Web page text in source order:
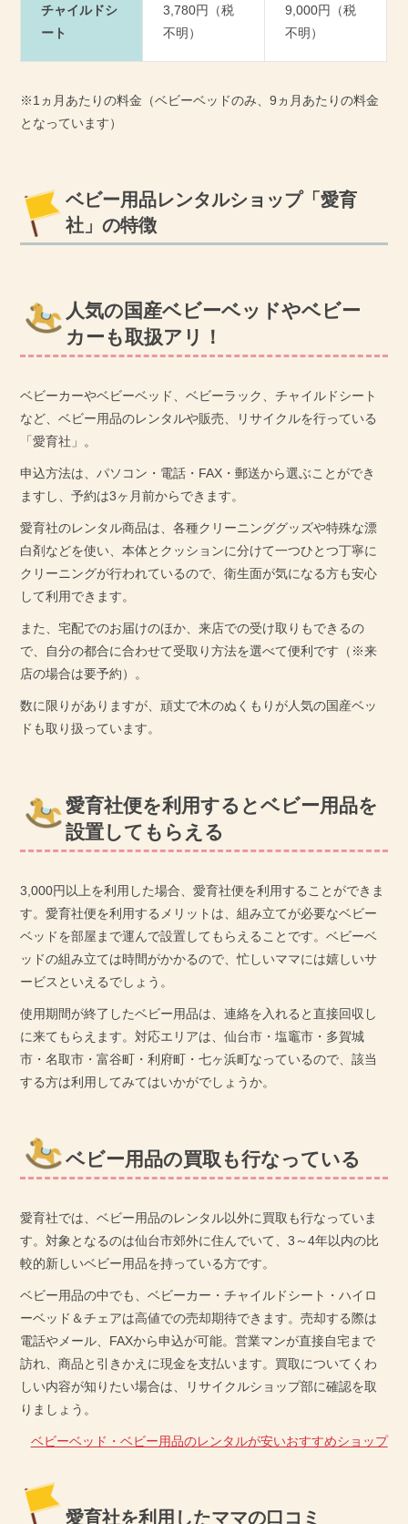
チャイルドシ
ート
3,780円（税
不明）
9,000円（税
不明）
※1ヵ月あたりの料金（ベビーベッドのみ、9ヵ月あたりの料金
となっています）
ベビー用品レンタルショップ「愛育
社」の特徴
人気の国産ベビーベッドやベビー
カーも取扱アリ！
ベビーカーやベビーベッド、ベビーラック、チャイルドシート
など、ベビー用品のレンタルや販売、リサイクルを行っている
「愛育社」。
申込方法は、パソコン・電話・FAX・郵送から選ぶことができ
ますし、予約は3ヶ月前からできます。
愛育社のレンタル商品は、各種クリーニンググッズや特殊な漂
白剤などを使い、本体とクッションに分けて一つひとつ丁寧に
クリーニングが行われているので、衛生面が気になる方も安心
して利用できます。
また、宅配でのお届けのほか、来店での受け取りもできるの
で、自分の都合に合わせて受取り方法を選べて便利です（※来
店の場合は要予約）。
数に限りがありますが、頑丈で木のぬくもりが人気の国産ベッ
ドも取り扱っています。
愛育社便を利用するとベビー用品を
設置してもらえる
3,000円以上を利用した場合、愛育社便を利用することができま
す。愛育社便を利用するメリットは、組み立てが必要なベビー
ベッドを部屋まで運んで設置してもらえることです。ベビーベ
ッドの組み立ては時間がかかるので、忙しいママには嬉しいサ
ービスといえるでしょう。
使用期間が終了したベビー用品は、連絡を入れると直接回収し
に来てもらえます。対応エリアは、仙台市・塩竈市・多賀城
市・名取市・富谷町・利府町・七ヶ浜町なっているので、該当
する方は利用してみてはいかがでしょうか。
ベビー用品の買取も行なっている
愛育社では、ベビー用品のレンタル以外に買取も行なっていま
す。対象となるのは仙台市郊外に住んでいて、3～4年以内の比
較的新しいベビー用品を持っている方です。
ベビー用品の中でも、ベビーカー・チャイルドシート・ハイロ
ーベッド＆チェアは高値での売却期待できます。売却する際は
電話やメール、FAXから申込が可能。営業マンが直接自宅まで
訪れ、商品と引きかえに現金を支払います。買取についてくわ
しい内容が知りたい場合は、リサイクルショップ部に確認を取
りましょう。
ベビーベッド・ベビー用品のレンタルが安いおすすめショップ
愛育社を利用したママの口コミ